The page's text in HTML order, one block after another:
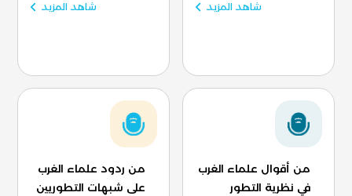
شاهد المزيد شاهد المزيد
من أقوال علماء الغرب
في نظرية التطور
من ردود علماء الغرب
على شبهات التطوريين